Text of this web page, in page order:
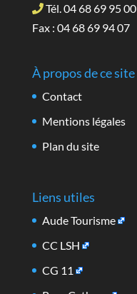
Tél. 04 68 69 95 00
Fax : 04 68 69 94 07
À propos de ce site
Contact
Mentions légales
Plan du site
Liens utiles
Aude Tourisme
CC LSH
CG 11